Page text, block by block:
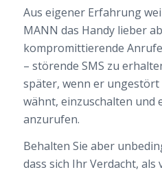
Aus eigener Erfahrung
MANN das Handy lieber
kompromittierende
– störende SMS zu
später, wenn er
wähnt, einzuschalten und
anzurufen.
Behalten Sie aber
dass sich Ihr Verdacht,